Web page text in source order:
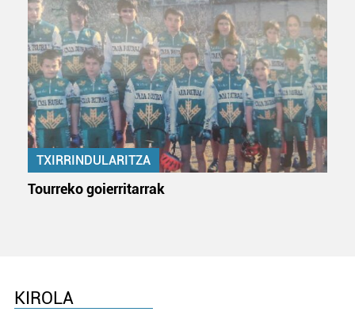
TXIRRINDULARITZA
Tourreko goierritarrak
KIROLA